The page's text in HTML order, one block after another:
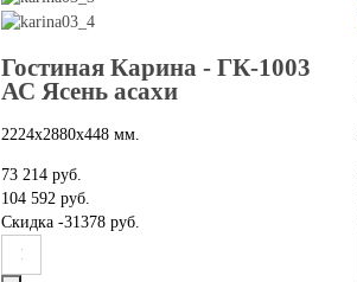
Гостиная Карина - ГК-1003
АС Ясень асахи
2224х2880х448 мм.
73 214 руб.
104 592 руб.
Скидка -31378 руб.